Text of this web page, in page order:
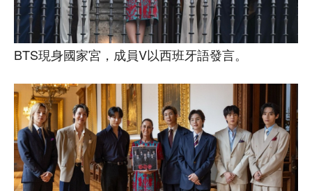
BTS現身國家宮，成員V以西班牙語發言。